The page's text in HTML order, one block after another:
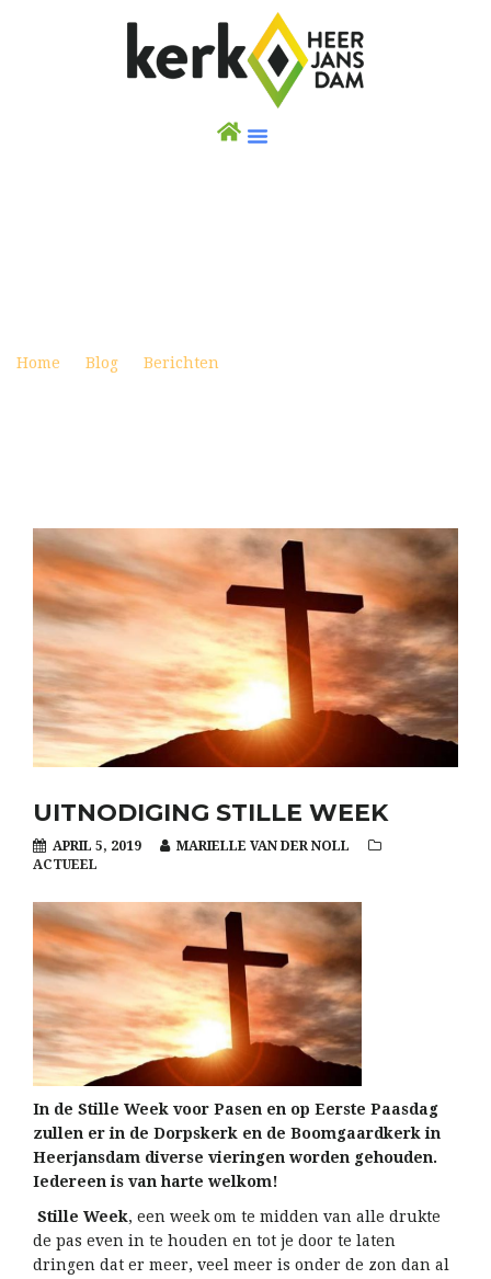
Home Blog Berichten
UITNODIGING STILLE WEEK
APRIL 5, 2019
MARIELLE VAN DER NOLL
ACTUEEL
In de Stille Week voor Pasen en op Eerste Paasdag
zullen er in de Dorpskerk en de Boomgaardkerk in
Heerjansdam diverse vieringen worden gehouden.
Iedereen is van harte welkom!
Stille Week, een week om te midden van alle drukte
de pas even in te houden en tot je door te laten
dringen dat er meer, veel meer is onder de zon dan al